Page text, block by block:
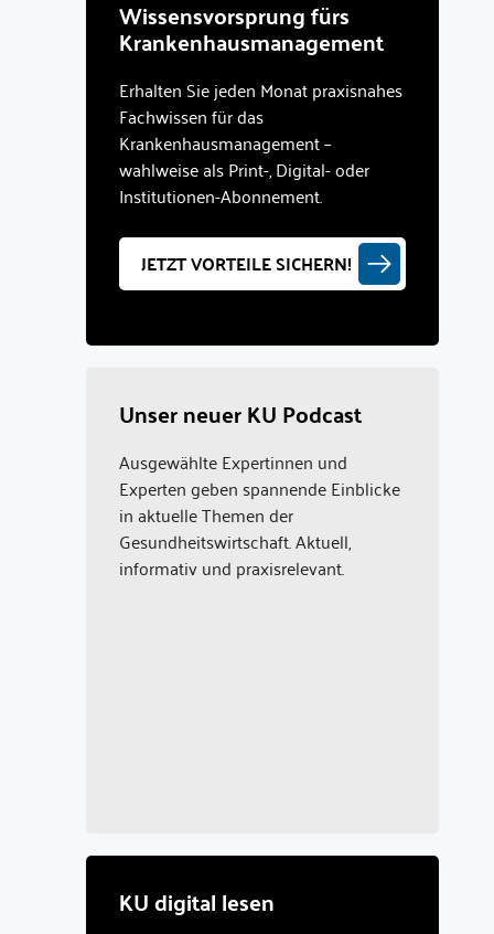
Wissensvorsprung fürs
Krankenhausmanagement
Erhalten Sie jeden Monat praxisnahes
Fachwissen für das
Krankenhausmanagement –
wahlweise als Print-, Digital- oder
Institutionen-Abonnement.
JETZT VORTEILE SICHERN!
Unser neuer KU Podcast
Ausgewählte Expertinnen und
Experten geben spannende Einblicke
in aktuelle Themen der
Gesundheitswirtschaft. Aktuell,
informativ und praxisrelevant.
KU digital lesen